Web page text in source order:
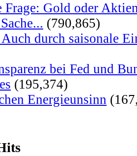
Frage: Gold oder
(790,865)
durch saisonale
bei Fed und
(195,374)
Energieunsinn